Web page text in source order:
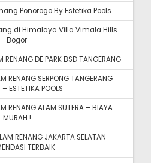
Ponorogo By Estetika Pools
di Himalaya Villa Vimala Hills
Bogor
RENANG DE PARK BSD TANGERANG
RENANG SERPONG TANGERANG
– ESTETIKA POOLS
RENANG ALAM SUTERA – BIAYA
MURAH !
RENANG JAKARTA SELATAN
TERBAIK